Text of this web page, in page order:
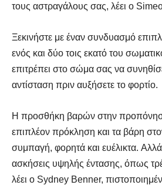
τους αστραγάλους σας, λέει ο
Ξεκινήστε με έναν συνδυασμό
ενός και δύο τοις εκατό του
επιτρέπει στο σώμα σας να
αντίσταση πριν αυξήσετε το φορτίο.
Η προσθήκη βαρών στην
επιπλέον πρόκληση και τα βάρη
συμπαγή, φορητά και ευέλικτα. Αλλά
ασκήσεις υψηλής έντασης, όπως
λέει ο Sydney Benner,